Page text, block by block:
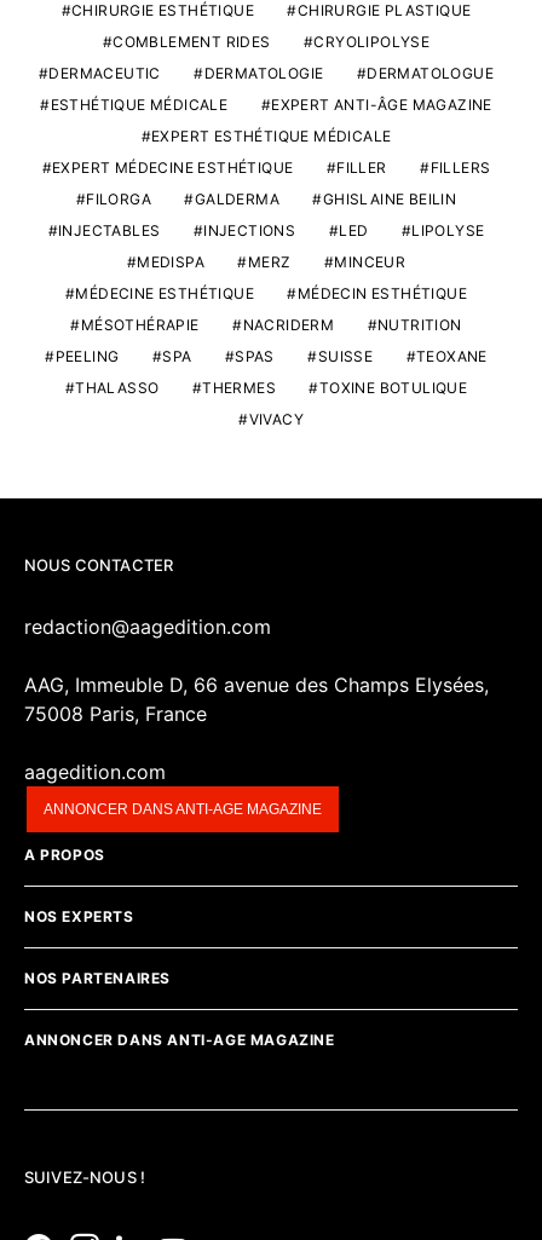
CHIRURGIE ESTHÉTIQUE
CHIRURGIE PLASTIQUE
COMBLEMENT RIDES
CRYOLIPOLYSE
DERMACEUTIC
DERMATOLOGIE
DERMATOLOGUE
ESTHÉTIQUE MÉDICALE
EXPERT ANTI-ÂGE MAGAZINE
EXPERT ESTHÉTIQUE MÉDICALE
EXPERT MÉDECINE ESTHÉTIQUE
FILLER
FILLERS
FILORGA
GALDERMA
GHISLAINE BEILIN
INJECTABLES
INJECTIONS LED
LIPOLYSE
MEDISPA
MERZ
MINCEUR
MÉDECINE ESTHÉTIQUE
MÉDECIN ESTHÉTIQUE
MÉSOTHÉRAPIE
NACRIDERM
NUTRITION
PEELING
SPA SPAS SUISSE
TEOXANE
THALASSO
THERMES
TOXINE BOTULIQUE
VIVACY
NOUS CONTACTER
redaction@aagedition.com
AAG, Immeuble D, 66 avenue des Champs Elysées,
75008 Paris, France
aagedition.com
ANNONCER DANS ANTI-AGE MAGAZINE
A PROPOS
NOS EXPERTS
NOS PARTENAIRES
ANNONCER DANS ANTI-AGE MAGAZINE
SUIVEZ-NOUS !